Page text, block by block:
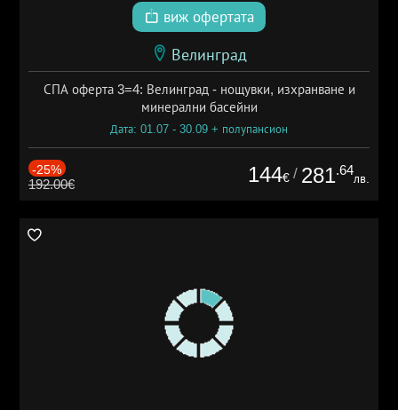
виж офертата
Велинград
СПА оферта 3=4: Велинград - нощувки, изхранване и
минерални басейни
Дата: 01.07 - 30.09 + полупансион
-25%
192.00€ 144€ / 281.64
лв.